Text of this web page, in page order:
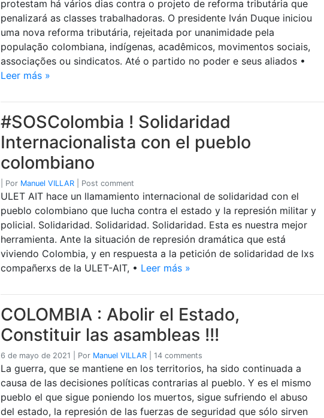
protestam há vários dias contra o projeto de reforma tributária que
penalizará as classes trabalhadoras. O presidente Iván Duque iniciou
uma nova reforma tributária, rejeitada por unanimidade pela
população colombiana, indígenas, acadêmicos, movimentos sociais,
associações ou sindicatos. Até o partido no poder e seus aliados •
Leer más »
#SOSColombia ! Solidaridad
Internacionalista con el pueblo
colombiano
Por Manuel VILLAR Post comment
ULET AIT hace un llamamiento internacional de solidaridad con el
pueblo colombiano que lucha contra el estado y la represión militar y
policial. Solidaridad. Solidaridad. Solidaridad. Esta es nuestra mejor
herramienta. Ante la situación de represión dramática que está
viviendo Colombia, y en respuesta a la petición de solidaridad de lxs
compañerxs de la ULET-AIT, • Leer más »
COLOMBIA : Abolir el Estado,
Constituir las asambleas !!!
6 de mayo de 2021 Por Manuel VILLAR 14 comments
La guerra, que se mantiene en los territorios, ha sido continuada a
causa de las decisiones políticas contrarias al pueblo. Y es el mismo
pueblo el que sigue poniendo los muertos, sigue sufriendo el abuso
del estado, la represión de las fuerzas de seguridad que sólo sirven